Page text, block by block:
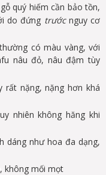
quý hiếm cần bảo tồn,
do đứng trước nguy cơ
có màu vàng, với
nâu đỏ, nâu đậm tùy
nặng, nặng hơn khá
nhiên không hăng khi
dáng như hoa đa dạng,
không mối mọt